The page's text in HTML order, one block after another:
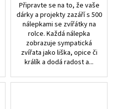
Připravte se na to, že vaše
dárky a projekty zazáří s 500
nálepkami se zvířátky na
rolce. Každá nálepka
zobrazuje sympatická
zvířata jako liška, opice či
králík a dodá radost a...